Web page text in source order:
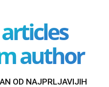
author
OD NAJPRLJAVIJIH